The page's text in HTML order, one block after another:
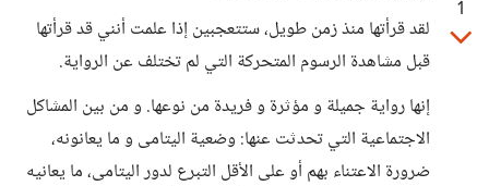
1
لقد قرأتها منذ زمن طويل، ستتعجبين إذا علمت أنني قد قرأتها
قبل مشاهدة الرسوم المتحركة التي لم تختلف عن الرواية.
إنها رواية جميلة و مؤثرة و فريدة من نوعها. و من بين المشاكل
الاجتماعية التي تحدثت عنها: وضعية اليتامى و ما يعانونه،
ضرورة الاعتناء بهم أو على الأقل التبرع لدور اليتامى، ما يعانيه